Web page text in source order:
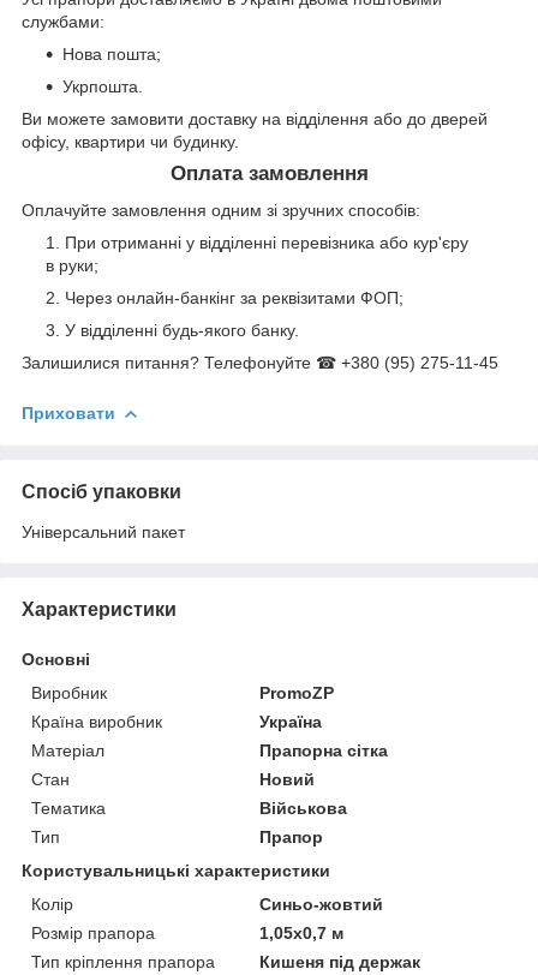
службами:
Нова пошта;
Укрпошта.
Ви можете замовити доставку на відділення або до дверей
офісу, квартири чи будинку.
Оплата замовлення
Оплачуйте замовлення одним зі зручних способів:
При отриманні у відділенні перевізника або кур'єру
в руки;
Через онлайн-банкінг за реквізитами ФОП;
У відділенні будь-якого банку.
Залишилися питання? Телефонуйте ☎ +380 (95) 275-11-45
Приховати
Спосіб упаковки
Універсальний пакет
Характеристики
Основні
Виробник
PromoZP
Країна виробник
Україна
Матеріал
Прапорна сітка
Стан
Новий
Тематика
Військова
Тип
Прапор
Користувальницькі характеристики
Колір
Синьо-жовтий
Розмір прапора
1,05х0,7 м
Тип кріплення прапора
Кишеня під держак